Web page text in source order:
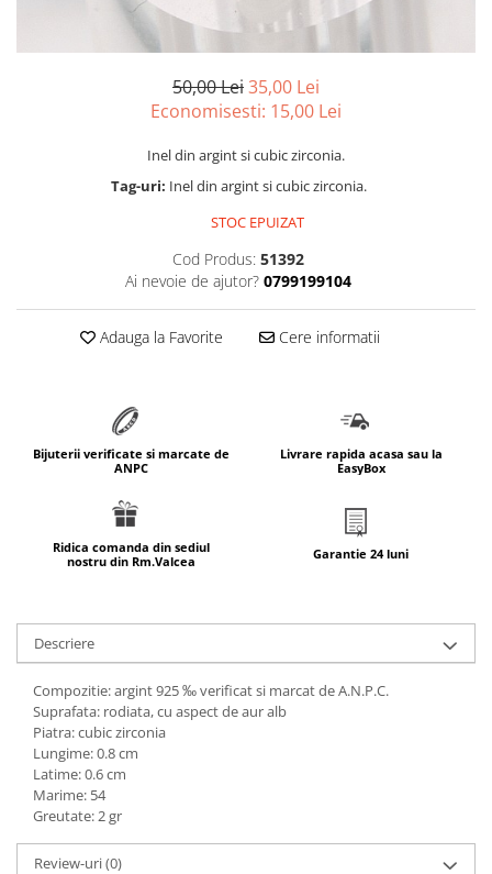
marimea 66
SETURI ARGINT
marime reglabila
marimea 51
marimea 52
marimea 54
marimea 55
marimea 56
marimea 57
marimea 58
marimea 59
marimea 60
marimea 61
marimea 62
50,00 Lei35,00 Lei
Economisesti: 15,00 Lei
Inel din argint si cubic zirconia.
Tag-uri: Inel din argint si cubic zirconia.
STOC EPUIZAT
Cod Produs: 51392
Ai nevoie de ajutor? 0799199104
Adauga la Favorite Cere informatii
Bijuterii verificate si marcate de
ANPC
Livrare rapida acasa sau la
EasyBox
Ridica comanda din sediul
nostru din Rm.Valcea
Garantie 24 luni
Descriere
Compozitie: argint 925 ‰ verificat si marcat de A.N.P.C.
Suprafata: rodiata, cu aspect de aur alb
Piatra: cubic zirconia
Lungime: 0.8 cm
Latime: 0.6 cm
Marime: 54
Greutate: 2 gr
Review-uri(0)